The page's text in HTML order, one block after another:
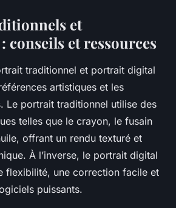
et
conseils et ressources
traditionnel et portrait digital
artistiques et les
Le portrait traditionnel utilise des
telles que le crayon, le fusain
offrant un rendu texturé et
À l’inverse, le portrait digital
flexibilité, une correction facile et
puissants.